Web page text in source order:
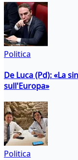
Politica
De Luca (Pd): «La
sull'Europa»
Politica